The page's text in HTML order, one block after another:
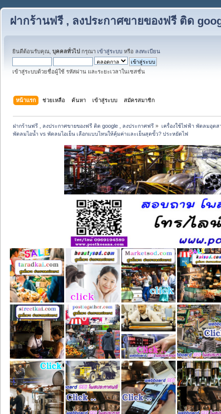
ฝากร้านฟรี , ลงประกาศขายของฟรี ติด
ยินดีต้อนรับคุณ, บุคคลทั่วไป กรุณา เข้าสู่ระบบ หรือ ลงทะเบียน
เข้าสู่ระบบด้วยชื่อผู้ใช้ รหัสผ่าน และระยะเวลาในเซสชั่น
หน้าแรก ช่วยเหลือ ค้นหา เข้าสู่ระบบ สมัครสมาชิก
ฝากร้านฟรี , ลงประกาศขายของฟรี ติด google , ลงประกาศฟรี » เครื่องใช้ไฟฟ้า พัดลมอุต
พัดลมไอน้ำ vs พัดลมไอเย็น เลือกแบบไหนให้คุ้มค่าและเย็นสุดขั้ว? ประหยัดไฟ